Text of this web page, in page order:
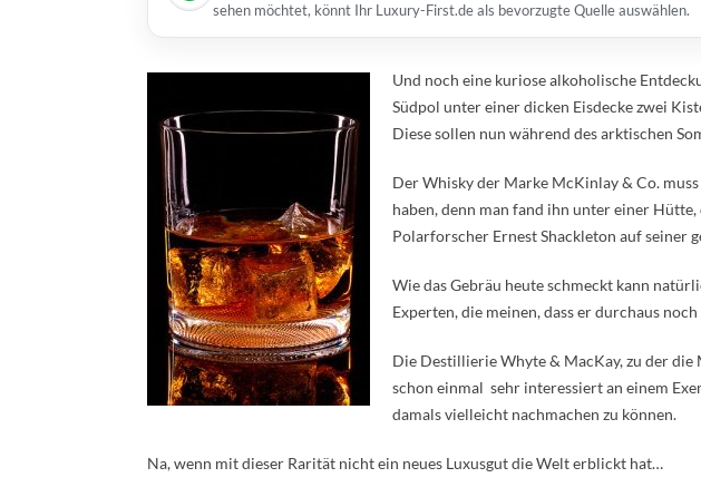
sehen möchtet, könnt Ihr Luxury-First.de als bevorzugte Quelle auswählen.
Und noch eine kuriose alkoholische
Südpol unter einer dicken Eisdecke zwei
Diese sollen nun während des arktischen
Der Whisky der Marke McKinlay & Co.
haben, denn man fand ihn unter einer
Polarforscher Ernest Shackleton auf seiner
Wie das Gebräu heute schmeckt kann
Experten, die meinen, dass er durchaus
Die Destillierie Whyte & MacKay, zu der
schon einmal sehr interessiert an einem
damals vielleicht nachmachen zu können.
Na, wenn mit dieser Rarität nicht ein neues Luxusgut die Welt erblickt hat…